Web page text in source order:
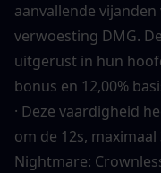
aanvallende
verwoesting DMG.
uitgerust in hun
bonus en 12,00%
· Deze vaardigheid
om de 12s,
Nightmare: